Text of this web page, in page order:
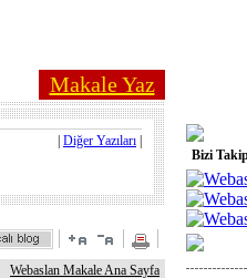
Makale Yaz
Diğer Yazıları
Webaslan Makale Ana Sayfa
Bizi